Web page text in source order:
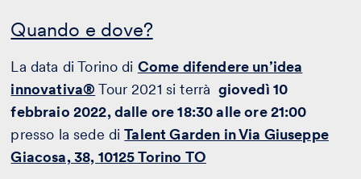
Quando e dove?
La data di Torino di Come difendere un’idea
innovativa® Tour 2021 si terrà giovedì 10
febbraio 2022, dalle ore 18:30 alle ore 21:00
presso la sede diTalent Garden in Via Giuseppe
Giacosa, 38, 10125 Torino TO